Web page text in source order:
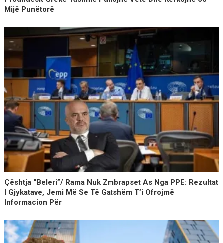
Mijë Punëtorë
Çështja “Beleri”/ Rama Nuk Zmbrapset As Nga PPE: Rezultat
I Gjykatave, Jemi Më Se Të Gatshëm T’i Ofrojmë
Informacion Për